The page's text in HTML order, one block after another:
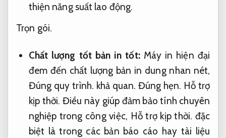
thiện năng suất lao động.
Trọn gói.
Chất lượng tốt bản in tốt:Máy in hiện đại
đem đến chất lượng bản in dung nhan nét,
Đúng quy trình. khả quan. Đúng hẹn. Hỗ trợ
kịp thời. Điều này giúp đảm bảo tính chuyên
nghiệp trong công việc, Hỗ trợ kịp thời. đặc
biệt là trong các bản báo cáo hay tài liệu